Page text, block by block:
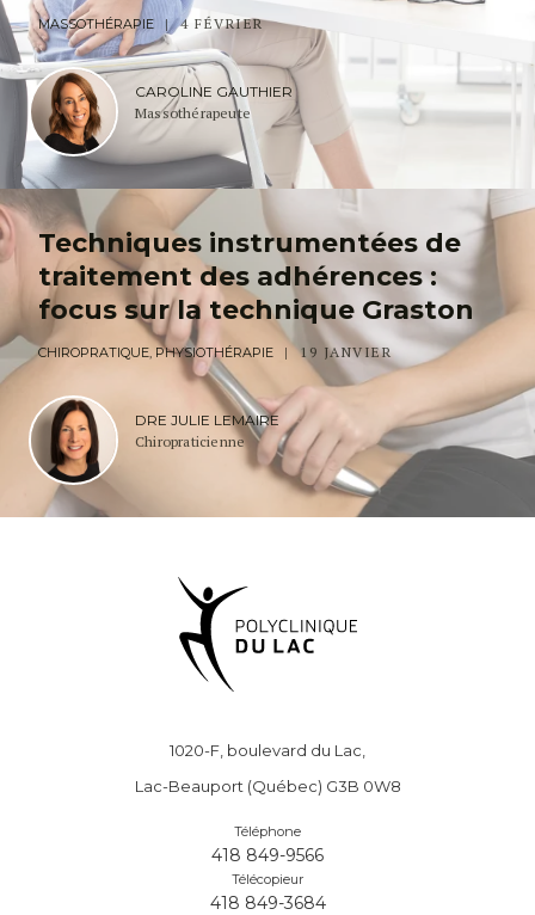
MASSOTHÉRAPIE 4 FÉVRIER
CAROLINE GAUTHIER
Massothérapeute
Techniques instrumentées de
traitement des adhérences :
focus sur la technique Graston
CHIROPRATIQUE, PHYSIOTHÉRAPIE 19 JANVIER
DRE JULIE LEMAIRE
Chiropraticienne
1020-F, boulevard du Lac,
Lac-Beauport (Québec) G3B 0W8
Téléphone
418 849-9566
Télécopieur
418 849-3684